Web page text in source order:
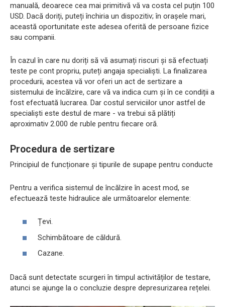
manuală, deoarece cea mai primitivă vă va costa cel puțin 100
USD. Dacă doriți, puteți închiria un dispozitiv; în orașele mari,
această oportunitate este adesea oferită de persoane fizice
sau companii.
În cazul în care nu doriți să vă asumați riscuri și să efectuați
teste pe cont propriu, puteți angaja specialiști. La finalizarea
procedurii, acestea vă vor oferi un act de sertizare a
sistemului de încălzire, care vă va indica cum și în ce condiții a
fost efectuată lucrarea. Dar costul serviciilor unor astfel de
specialiști este destul de mare - va trebui să plătiți
aproximativ 2.000 de ruble pentru fiecare oră.
Procedura de sertizare
Principiul de funcționare și tipurile de supape pentru conducte
Pentru a verifica sistemul de încălzire în acest mod, se
efectuează teste hidraulice ale următoarelor elemente:
Țevi.
Schimbătoare de căldură.
Cazane.
Dacă sunt detectate scurgeri în timpul activităților de testare,
atunci se ajunge la o concluzie despre depresurizarea rețelei.